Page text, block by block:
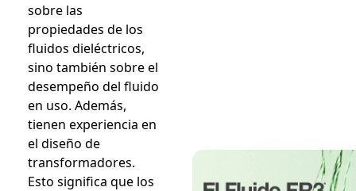
sobre las
propiedades de los
fluidos dieléctricos,
sino también sobre el
desempeño del fluido
en uso. Además,
tienen experiencia en
el diseño de
transformadores.
Esto significa que los